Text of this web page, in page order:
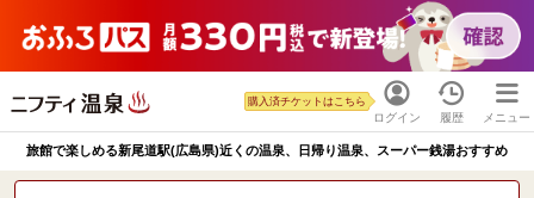
ログイン
購入済チケットはこちら
履歴 メニュー
旅館で楽しめる新尾道駅(広島県)近くの温泉、日帰り温泉、スーパー銭湯おすすめ